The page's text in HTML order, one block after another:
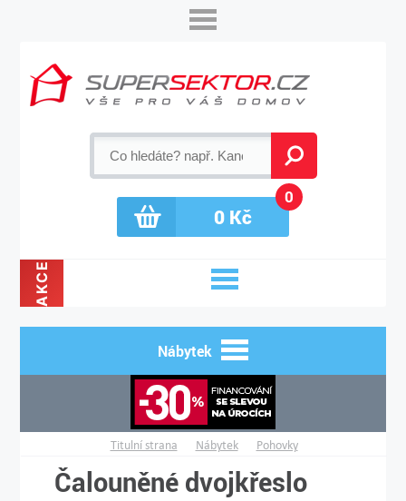
0Kč
0
AKCE
Nábytek
Titulní strana Nábytek Pohovky
Čalouněné dvojkřeslo